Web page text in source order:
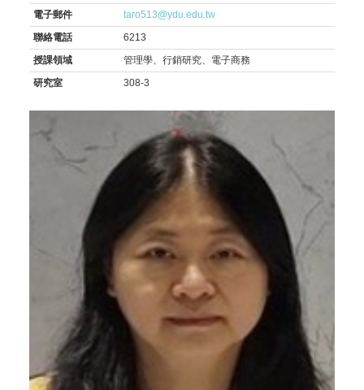
電子郵件
taro513@ydu.edu.tw
聯絡電話
6213
授課領域
管理學、行銷研究、電子商務
研究室
308-3